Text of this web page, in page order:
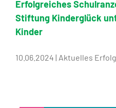
Erfolgreiches
Stiftung Kinderglück
Kinder
10.06.2024 | Aktuelles